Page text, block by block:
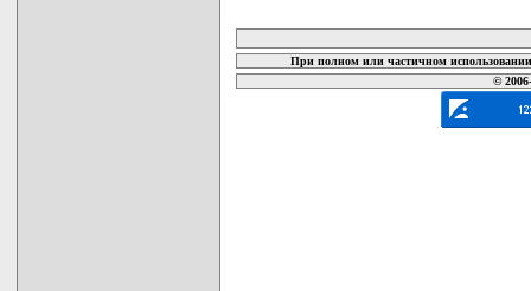
При полном или частичном
©